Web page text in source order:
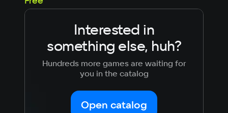
Intel core i5
Video card
Geforce 1080
Space
DIRECTX: версии 11
Interested in
something else, huh?
Hundreds more games are waiting for
you in the catalog
Open catalog